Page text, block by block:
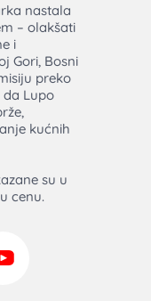
nastala
– olakšati
i
Gori, Bosni
preko
da Lupo
kućnih
su u
cenu.